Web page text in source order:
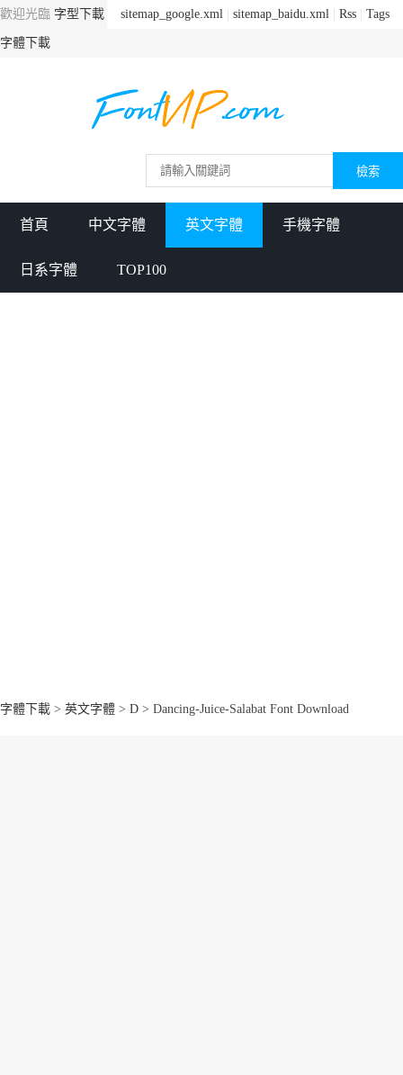
sitemap_google.xml sitemap_baidu.xml Rss Tags
歡迎光臨 字型下載
字體下載
首頁 中文字體 英文字體 手機字體
日系字體 TOP100
字體下載 > 英文字體 > D > Dancing-Juice-Salabat Font Download